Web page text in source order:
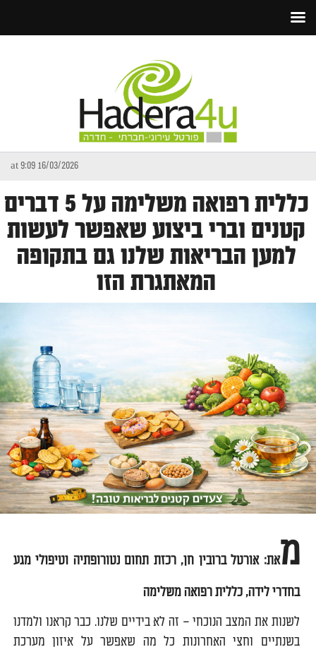
16/03/2026 at 9:09
כללית רפואה משלימה על 5 דברים
קטנים וברי ביצוע שאפשר לעשות
למען הבריאות שלנו גם בתקופה
המאתגרת הזו
מאת: אורטל ברובין חן, רכזת תחום נטורופתיה וטיפולי מגע
בחדרי לידה, כללית רפואה משלימה
לשנות את המצב הנוכחי – זה לא בידיים שלנו. כבר קראנו ולמדנו
בשנתיים וחצי האחרונות כל מה שאפשר על איזון מערכת